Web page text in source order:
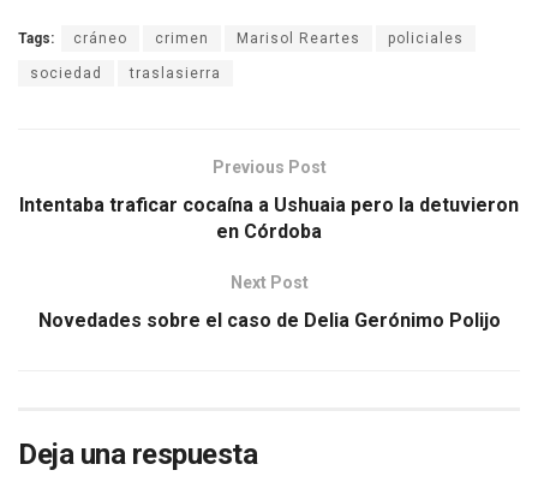
Tags: cráneo crimen Marisol Reartes policiales
sociedad traslasierra
Previous Post
Intentaba traficar cocaína a Ushuaia pero la detuvieron
en Córdoba
Next Post
Novedades sobre el caso de Delia Gerónimo Polijo
Deja una respuesta